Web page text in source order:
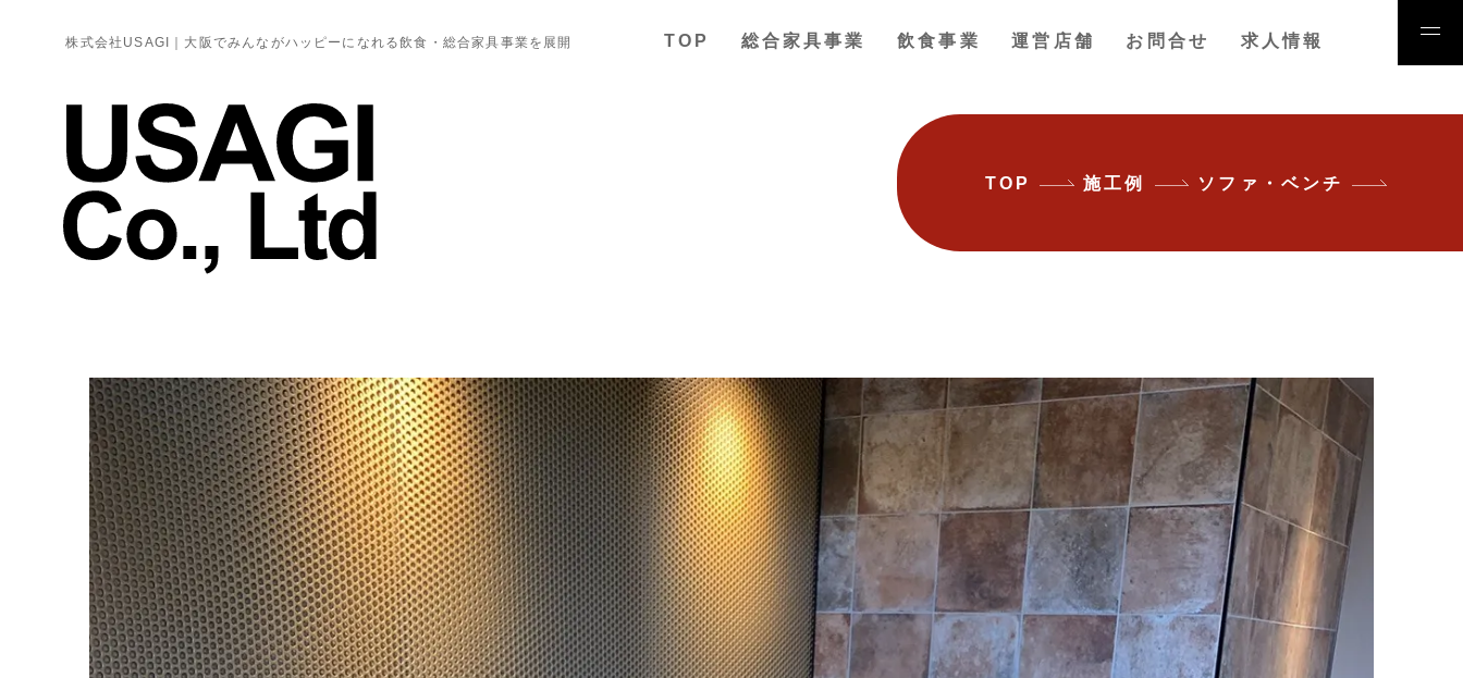
株式会社USAGI｜大阪でみんながハッピーになれる飲食・総合家具事業を展開 TOP 総合家具事業 飲食事業 運営店舗 お問合せ 求人情報
TOP 施工例 ソファ・ベンチ